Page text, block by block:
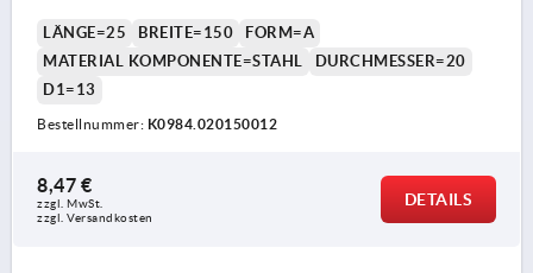
LÄNGE=25 BREITE=150
FORM=A
MATERIAL KOMPONENTE=STAHL
DURCHMESSER=20
D1=13
Bestellnummer: K0984.020150012
8,47 €
zzgl. MwSt.
zzgl. Versandkosten
DETAILS